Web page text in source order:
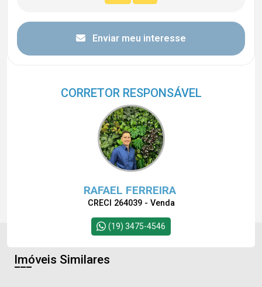
Enviar meu interesse
CORRETOR RESPONSÁVEL
RAFAEL FERREIRA
CRECI 264039 - Venda
(19) 3475-4546
Imóveis Similares